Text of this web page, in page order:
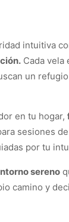
intuitiva
Cada
un
en tu hogar,
sesiones
por tu
sereno
camino y